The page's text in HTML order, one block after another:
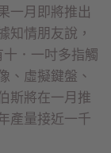
一月即將推出
知情朋友說，
．一吋多指觸
、虛擬鍵盤、
斯將在一月推
產量接近一千